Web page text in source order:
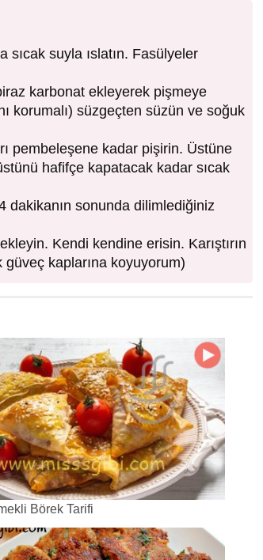
sıcak suyla ıslatın. Fasülyeler
karbonat ekleyerek pişmeye
korumalı) süzgeçten süzün ve soğuk
pembeleşene kadar pişirin. Üstüne
hafifçe kapatacak kadar sıcak
dakikanın sonunda dilimlediğiniz
Kendi kendine erisin. Karıştırın
kaplarına koyuyorum)
Börek Tarifi